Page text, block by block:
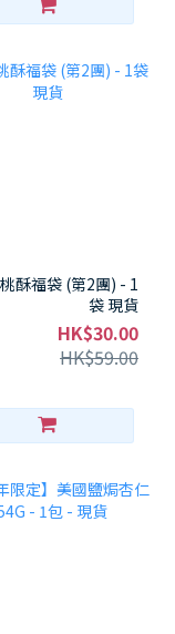
酥福袋 (第2團) - 1
袋 現貨
HK$30.00
HK$59.00